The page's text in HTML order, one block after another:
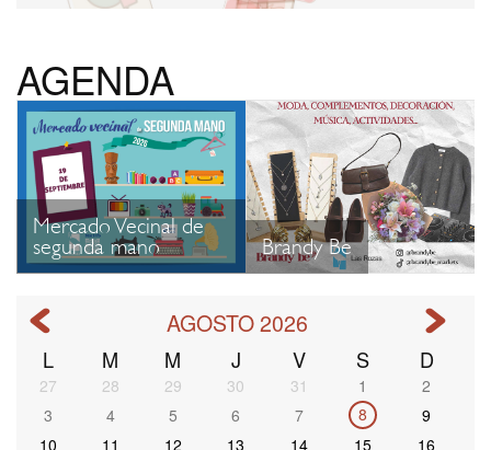
AGENDA
Mercado Vecinal de
segunda mano
Brandy Be
AGOSTO 2026
Paginación
L M M J V S D
27 28 29 30 31 1
2
3
4 5 6 7 8
9
10
11 12 13 14 15 16